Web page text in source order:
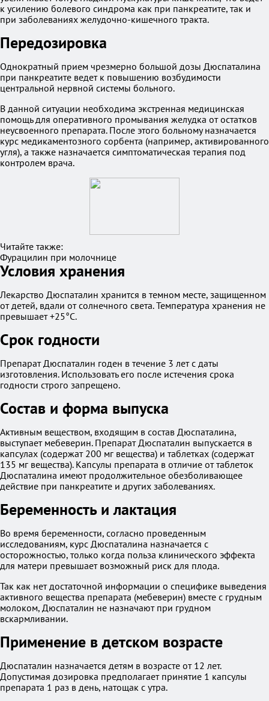
к усилению болевого синдрома как при панкреатите, так и
при заболеваниях желудочно-кишечного тракта.
Передозировка
Однократный прием чрезмерно большой дозы Дюспаталина
при панкреатите ведет к повышению возбудимости
центральной нервной системы больного.
В данной ситуации необходима экстренная медицинская
помощь для оперативного промывания желудка от остатков
неусвоенного препарата. После этого больному назначается
курс медикаментозного сорбента (например, активированного
угля), а также назначается симптоматическая терапия под
контролем врача.
Читайте также:
Фурацилин при молочнице
Условия хранения
Лекарство Дюспаталин хранится в темном месте, защищенном
от детей, вдали от солнечного света. Температура хранения не
превышает +25°C.
Срок годности
Препарат Дюспаталин годен в течение 3 лет с даты
изготовления. Использовать его после истечения срока
годности строго запрещено.
Состав и форма выпуска
Активным веществом, входящим в состав Дюспаталина,
выступает мебеверин. Препарат Дюспаталин выпускается в
капсулах (содержат 200 мг вещества) и таблетках (содержат
135 мг вещества). Капсулы препарата в отличие от таблеток
Дюспаталина имеют продолжительное обезболивающее
действие при панкреатите и других заболеваниях.
Беременность и лактация
Во время беременности, согласно проведенным
исследованиям, курс Дюспаталина назначается с
осторожностью, только когда польза клинического эффекта
для матери превышает возможный риск для плода.
Так как нет достаточной информации о специфике выведения
активного вещества препарата (мебеверин) вместе с грудным
молоком, Дюспаталин не назначают при грудном
вскармливании.
Применение в детском возрасте
Дюспаталин назначается детям в возрасте от 12 лет.
Допустимая дозировка предполагает принятие 1 капсулы
препарата 1 раз в день, натощак с утра.